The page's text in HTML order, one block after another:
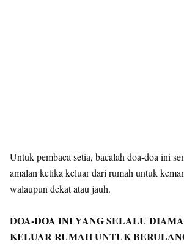
Untuk pembaca setia, bacalah doa-doa ini
amalan ketika keluar dari rumah untuk
walaupun dekat atau jauh.
DOA-DOA INI YANG SELALU
KELUAR RUMAH UNTUK